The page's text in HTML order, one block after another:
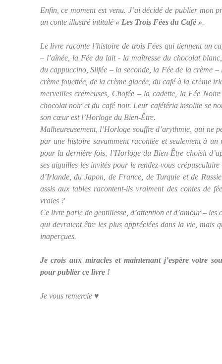
Enfin, ce moment est venu. J’ai décidé de publier mon
un conte illustré intitulé« Les Trois Fées du Café ».
Le livre raconte l’histoire de trois Fées qui tiennent un
– l’aînée, la Fée du lait - la maîtresse du chocolat
du cappuccino, Slifée – la seconde, la Fée de la crème
crème fouettée, de la crème glacée, du café à la crème
merveilles crémeuses, Chofée – la cadette, la Fée
chocolat noir et du café noir. Leur cafétéria insolite se
son cœur est l’Horloge du Bien-Être.
Malheureusement, l’Horloge souffre d’arythmie, qui ne
par une histoire savamment racontée et seulement à un
pour la dernière fois, l’Horloge du Bien-Être choisit
ses aiguilles les invités pour le rendez-vous
d’Irlande, du Japon, de France, de Turquie et de
assis aux tables racontent-ils vraiment des contes de
vraies ?
Ce livre parle de gentillesse, d’attention et d’amour – les
qui devraient être les plus appréciées dans la vie, mais
inaperçues.
Je crois aux miracles et maintenant j’espère votre
pour publier ce livre !
Je vous remercie ♥